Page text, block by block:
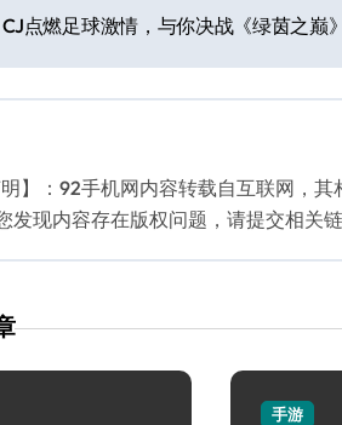
点燃足球激情，与你决战《绿茵之巅》
】：92手机网内容转载自互联网，
发现内容存在版权问题，请提交相关
手游